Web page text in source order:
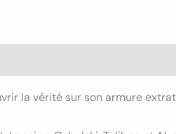
la vérité sur son armure